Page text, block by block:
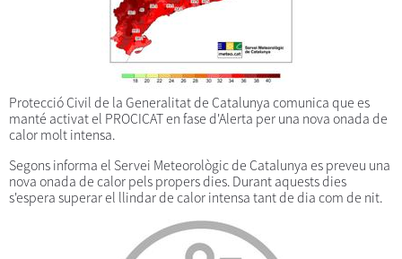
Protecció Civil de la Generalitat de Catalunya comunica que es
manté activat el PROCICAT en fase d'Alerta per una nova onada de
calor molt intensa.
Segons informa el Servei Meteorològic de Catalunya es preveu una
nova onada de calor pels propers dies. Durant aquests dies
s'espera superar el llindar de calor intensa tant de dia com de nit.